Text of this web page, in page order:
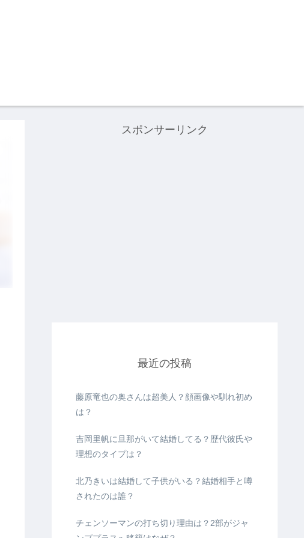
スポンサーリンク
最近の投稿
藤原竜也の奥さんは超美人？顔画像や馴れ初め
は？
吉岡里帆に旦那がいて結婚してる？歴代彼氏や
理想のタイプは？
北乃きいは結婚して子供がいる？結婚相手と噂
されたのは誰？
チェンソーマンの打ち切り理由は？2部がジャ